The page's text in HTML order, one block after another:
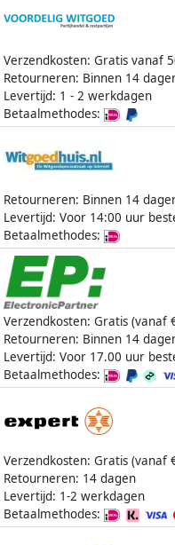
Verzendkosten: Gratis vanaf
Retourneren: Binnen 14
Levertijd: 1 - 2 werkdagen
Betaalmethodes:
Retourneren: Binnen 14
Levertijd: Voor 14:00 uur
Betaalmethodes:
Verzendkosten: Gratis (vanaf
Retourneren: Binnen 14
Levertijd: Voor 17.00 uur
Betaalmethodes:
Verzendkosten: Gratis (vanaf
Retourneren: 14 dagen
Levertijd: 1-2 werkdagen
Betaalmethodes: